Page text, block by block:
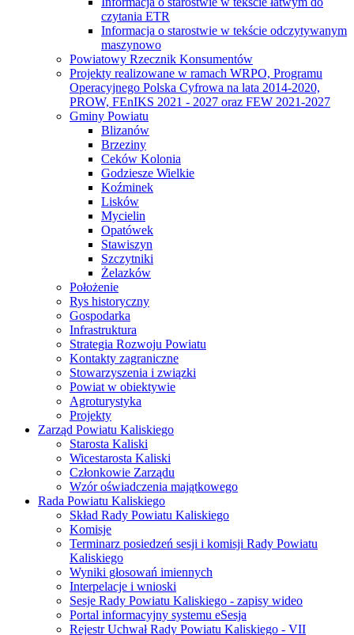
czytania ETR
Informacja o starostwie w tekście odczytywanym
maszynowo
Powiatowy Rzecznik Konsumentów
Projekty realizowane w ramach WRPO, Programu
Operacyjnego Polska Cyfrowa na lata 2014-2020,
PROW, FEnIKS 2021 - 2027 oraz FEW 2021-2027
Gminy Powiatu
Blizanów
Brzeziny
Ceków Kolonia
Godziesze Wielkie
Koźminek
Lisków
Mycielin
Opatówek
Stawiszyn
Szczytniki
Żelazków
Położenie
Rys historyczny
Gospodarka
Infrastruktura
Strategia Rozwoju Powiatu
Kontakty zagraniczne
Stowarzyszenia i związki
Powiat w obiektywie
Agroturystyka
Projekty
Zarząd Powiatu Kaliskiego
Starosta Kaliski
Wicestarosta Kaliski
Członkowie Zarządu
Wzór oświadczenia majątkowego
Rada Powiatu Kaliskiego
Skład Rady Powiatu Kaliskiego
Komisje
Terminarz posiedzeń sesji i komisji Rady Powiatu
Kaliskiego
Wyniki głosowań imiennych
Interpelacje i wnioski
Sesje Rady Powiatu Kaliskiego - zapisy wideo
Portal informacyjny systemu eSesja
Rejestr Uchwał Rady Powiatu Kaliskiego - VII